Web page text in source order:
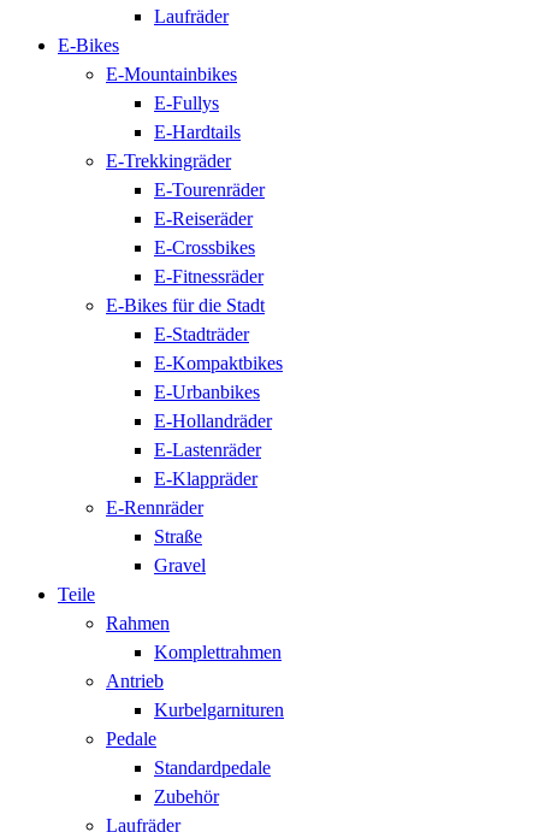
Laufräder
E-Bikes
E-Mountainbikes
E-Fullys
E-Hardtails
E-Trekkingräder
E-Tourenräder
E-Reiseräder
E-Crossbikes
E-Fitnessräder
E-Bikes für die Stadt
E-Stadträder
E-Kompaktbikes
E-Urbanbikes
E-Hollandräder
E-Lastenräder
E-Klappräder
E-Rennräder
Straße
Gravel
Teile
Rahmen
Komplettrahmen
Antrieb
Kurbelgarnituren
Pedale
Standardpedale
Zubehör
Laufräder